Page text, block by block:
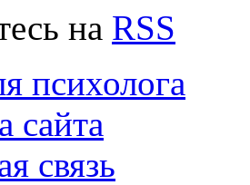
на RSS
психолога
сайта
связь